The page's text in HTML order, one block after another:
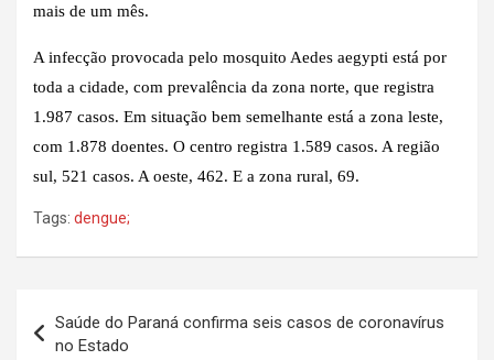
mais de um mês.
A infecção provocada pelo mosquito Aedes aegypti está por
toda a cidade, com prevalência da zona norte, que registra
1.987 casos. Em situação bem semelhante está a zona leste,
com 1.878 doentes. O centro registra 1.589 casos. A região
sul, 521 casos. A oeste, 462. E a zona rural, 69.
Tags: dengue;
de
Saúde do Paraná confirma seis casos de coronavírus
no Estado